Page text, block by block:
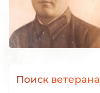
Поиск ветерана